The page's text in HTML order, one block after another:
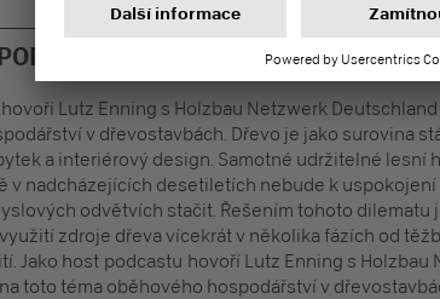
V DŘEVOSTAVBĚ JAKO
hovoří Lutz Enning s Holzbau Netzwerk
v dřevostavbách. Dřevo je jako surovina
a interiérový design. Samotné udržitelné lesní
v nadcházejících desetiletích nebude k
odvětvích stačit. Řešením tohoto dilematu
zdroje dřeva vícekrát v několika fázích od
Jako host podcastu hovoří Lutz Enning s Holzbau
toto téma oběhového hospodářství v